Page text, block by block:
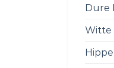
Dure
Witte